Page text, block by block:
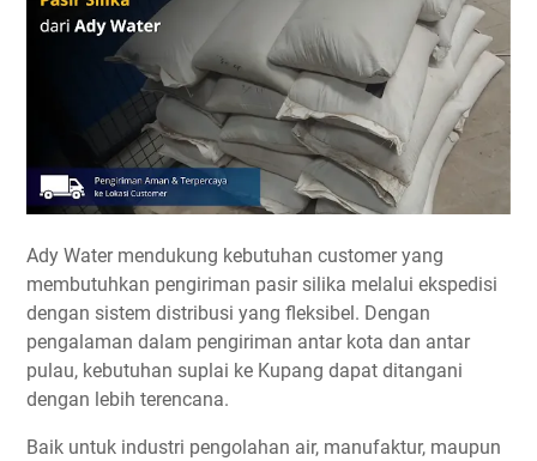
Ady Water mendukung kebutuhan customer yang
membutuhkan pengiriman pasir silika melalui ekspedisi
dengan sistem distribusi yang fleksibel. Dengan
pengalaman dalam pengiriman antar kota dan antar
pulau, kebutuhan suplai ke Kupang dapat ditangani
dengan lebih terencana.
Baik untuk industri pengolahan air, manufaktur, maupun